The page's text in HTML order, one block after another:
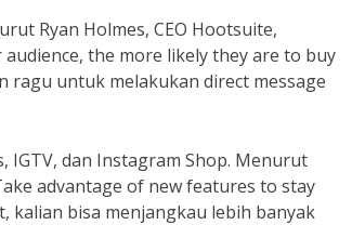
Ryan Holmes, CEO Hootsuite,
the more likely they are to buy
ragu untuk melakukan direct message
dan Instagram Shop. Menurut
advantage of new features to stay
kalian bisa menjangkau lebih banyak